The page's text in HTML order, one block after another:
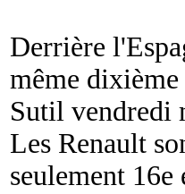
Derrière
même
Sutil vendredi
Les Renault
seulement